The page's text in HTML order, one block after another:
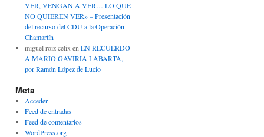
VER, VENGAN A VER… LO QUE
NO QUIEREN VER» – Presentación
del recurso del CDU a la Operación
Chamartín
miguel roiz celix en EN RECUERDO
A MARIO GAVIRIA LABARTA,
por Ramón López de Lucio
Meta
Acceder
Feed de entradas
Feed de comentarios
WordPress.org